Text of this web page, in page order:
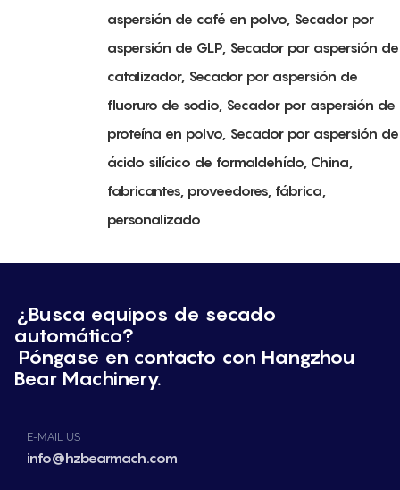
aspersión de café en polvo, Secador por
aspersión de GLP, Secador por aspersión de
catalizador, Secador por aspersión de
fluoruro de sodio, Secador por aspersión de
proteína en polvo, Secador por aspersión de
ácido silícico de formaldehído, China,
fabricantes, proveedores, fábrica,
personalizado
¿Busca equipos de secado
automático?
Póngase en contacto con Hangzhou
Bear Machinery.
E-MAIL US
info@hzbearmach.com